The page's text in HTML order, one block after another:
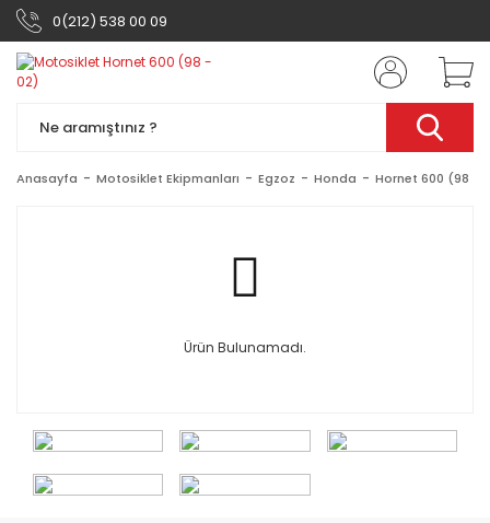
0(212) 538 00 09
Anasayfa Motosiklet Ekipmanları Egzoz Honda Hornet 600 (98 -
Ürün Bulunamadı.